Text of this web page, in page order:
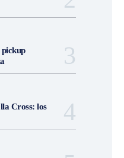
Cross: los